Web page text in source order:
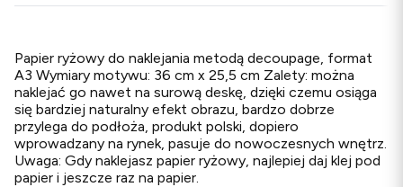
Papier ryżowy do naklejania metodą decoupage, format
A3 Wymiary motywu: 36 cm x 25,5 cm Zalety: można
naklejać go nawet na surową deskę, dzięki czemu osiąga
się bardziej naturalny efekt obrazu, bardzo dobrze
przylega do podłoża, produkt polski, dopiero
wprowadzany na rynek, pasuje do nowoczesnych wnętrz.
Uwaga: Gdy naklejasz papier ryżowy, najlepiej daj klej pod
papier i jeszcze raz na papier.